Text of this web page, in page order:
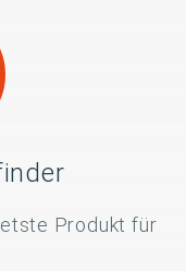
Produkt für